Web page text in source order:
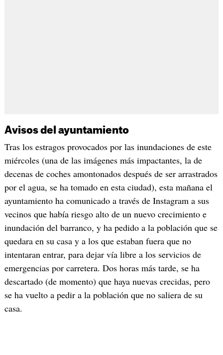
Avisos del ayuntamiento
Tras los estragos provocados por las inundaciones de este
miércoles (una de las imágenes más impactantes, la de
decenas de coches amontonados después de ser arrastrados
por el agua, se ha tomado en esta ciudad), esta mañana el
ayuntamiento ha comunicado a través de Instagram a sus
vecinos que había riesgo alto de un nuevo crecimiento e
inundación del barranco, y ha pedido a la población que se
quedara en su casa y a los que estaban fuera que no
intentaran entrar, para dejar vía libre a los servicios de
emergencias por carretera. Dos horas más tarde, se ha
descartado (de momento) que haya nuevas crecidas, pero
se ha vuelto a pedir a la población que no saliera de su
casa.